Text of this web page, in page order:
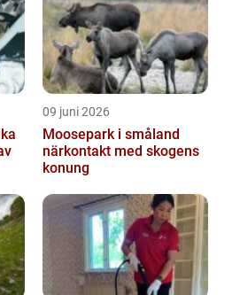
09 juni 2026
Moosepark i småland
närkontakt med skogens
konung